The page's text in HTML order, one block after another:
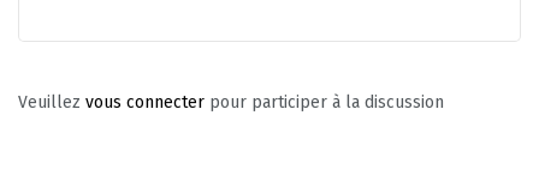
Veuillez vous connecter pour participer à la discussion